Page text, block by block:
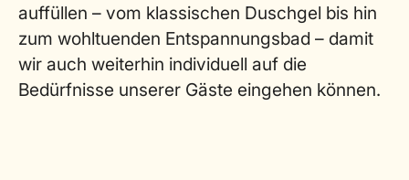
auffüllen – vom klassischen Duschgel bis hin
zum wohltuenden Entspannungsbad – damit
wir auch weiterhin individuell auf die
Bedürfnisse unserer Gäste eingehen können.